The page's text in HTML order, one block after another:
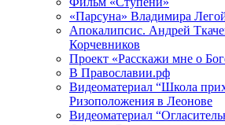
«Парсуна» Владимира
Апокалипсис. Андрей
Корчевников
Проект «Расскажи мне о
В Православии.рф
Видеоматериал “Школа
Ризоположения в Леонове
Видеоматериал